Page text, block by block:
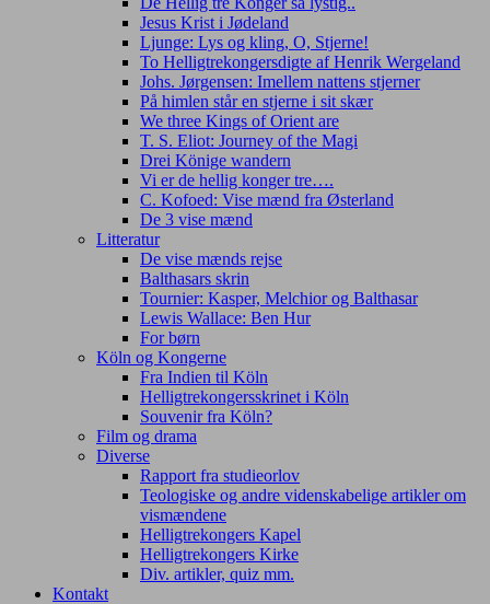
Jesus Krist i Jødeland
Ljunge: Lys og kling, O, Stjerne!
To Helligtrekongersdigte af Henrik Wergeland
Johs. Jørgensen: Imellem nattens stjerner
På himlen står en stjerne i sit skær
We three Kings of Orient are
T. S. Eliot: Journey of the Magi
Drei Könige wandern
Vi er de hellig konger tre….
C. Kofoed: Vise mænd fra Østerland
De 3 vise mænd
Litteratur
De vise mænds rejse
Balthasars skrin
Tournier: Kasper, Melchior og Balthasar
Lewis Wallace: Ben Hur
For børn
Köln og Kongerne
Fra Indien til Köln
Helligtrekongersskrinet i Köln
Souvenir fra Köln?
Film og drama
Diverse
Rapport fra studieorlov
Teologiske og andre videnskabelige artikler om
vismændene
Helligtrekongers Kapel
Helligtrekongers Kirke
Div. artikler, quiz mm.
Kontakt